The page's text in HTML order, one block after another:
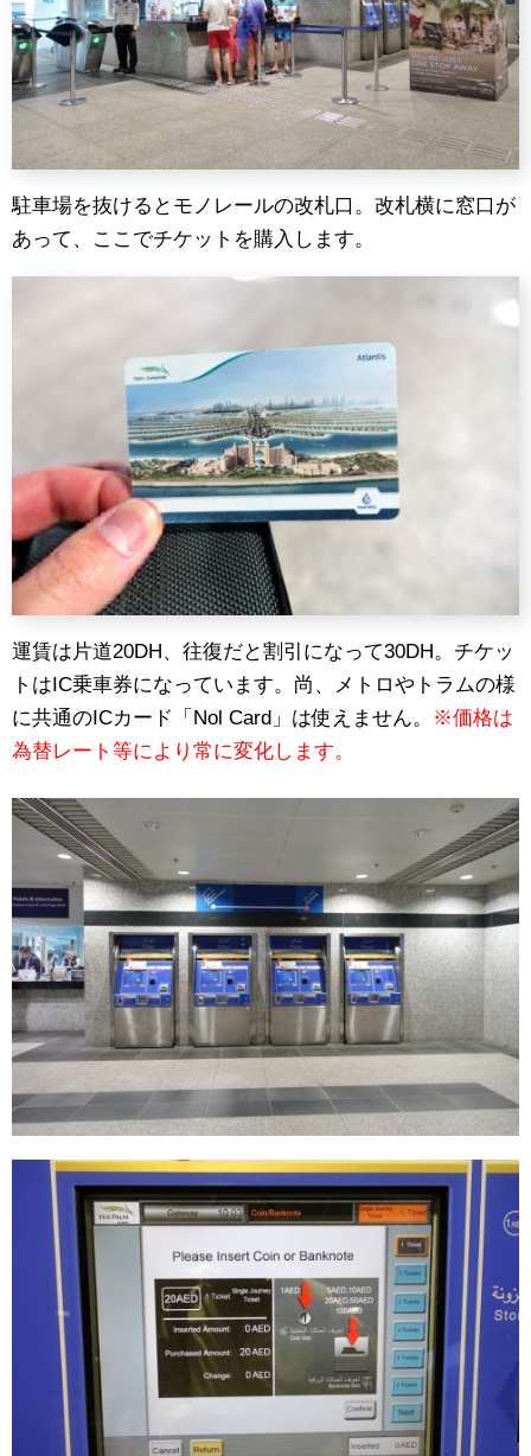
駐車場を抜けるとモノレールの改札口。改札横に窓口が
あって、ここでチケットを購入します。
運賃は片道20DH、往復だと割引になって30DH。チケッ
トはIC乗車券になっています。尚、メトロやトラムの様
に共通のICカード「Nol Card」は使えません。
※価格は
為替レート等により常に変化します。